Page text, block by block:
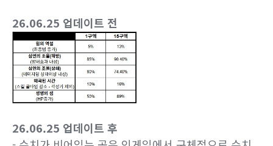
26.06.25 업데이트 전
26.06.25 업데이트 후